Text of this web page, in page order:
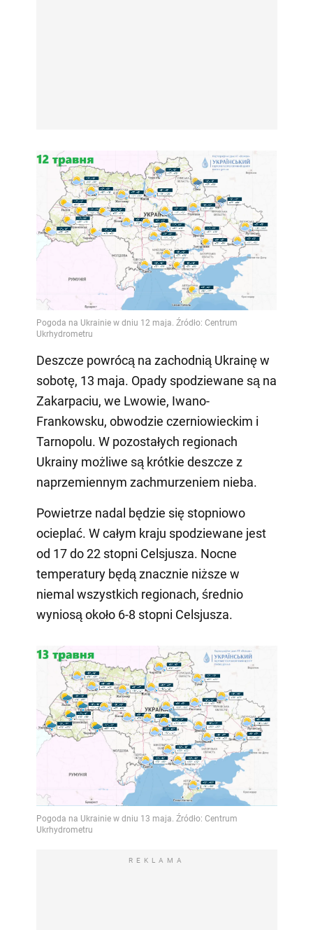
Deszcze powrócą na zachodnią Ukrainę w
sobotę, 13 maja. Opady spodziewane są na
Zakarpaciu, we Lwowie, Iwano-
Frankowsku, obwodzie czerniowieckim i
Tarnopolu. W pozostałych regionach
Ukrainy możliwe są krótkie deszcze z
naprzemiennym zachmurzeniem nieba.
Powietrze nadal będzie się stopniowo
ocieplać. W całym kraju spodziewane jest
od 17 do 22 stopni Celsjusza. Nocne
temperatury będą znacznie niższe w
niemal wszystkich regionach, średnio
wyniosą około 6-8 stopni Celsjusza.
REKLAMA